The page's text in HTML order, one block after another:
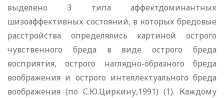
выделено 3 типа аффектдоминантных
шизоаффективных состояний, в которых бредовые
расстройства определялись картиной острого
чувственного бреда в виде острого бреда
восприятия, острого наглядно-образного бреда
воображения и острого интеллектуального бреда
воображения (по С.Ю.Циркину,1991) (1). Каждому